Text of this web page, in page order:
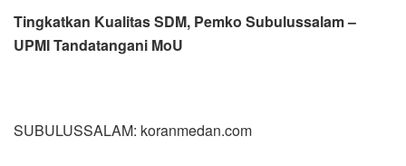
Tingkatkan Kualitas SDM, Pemko Subulussalam –
UPMI Tandatangani MoU
SUBULUSSALAM: koranmedan.com